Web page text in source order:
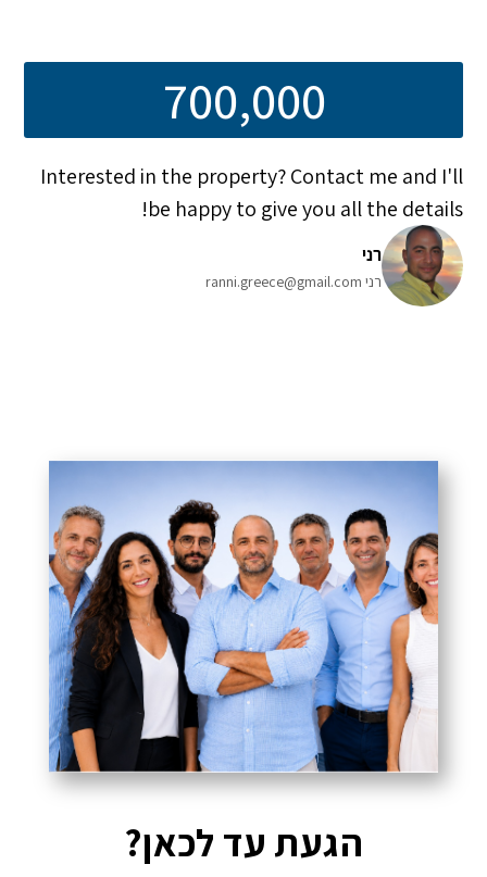
700,000
Interested in the property? Contact me and I'll
be happy to give you all the details!
רני
רני ranni.greece@gmail.com
הגעת עד לכאן?